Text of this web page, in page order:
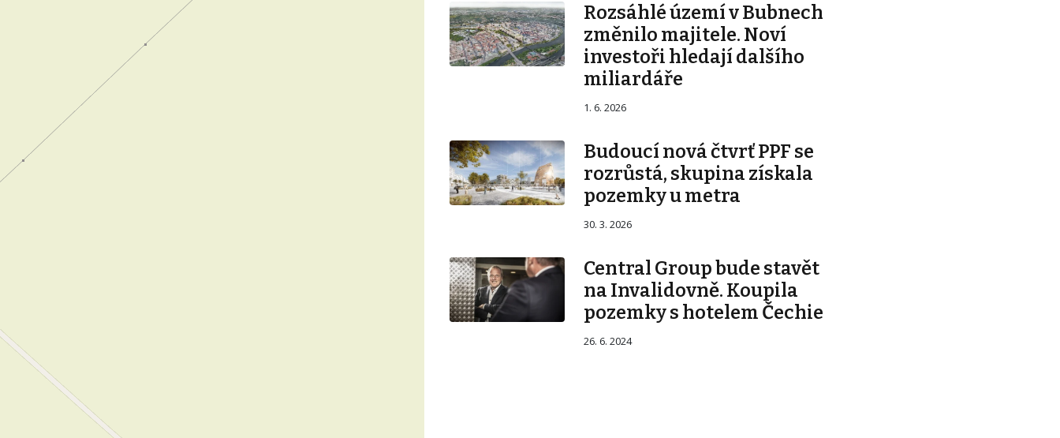
Rozsáhlé území v Bubnech
změnilo majitele. Noví
investoři hledají dalšího
miliardáře
1. 6. 2026
Budoucí nová čtvrť PPF se
rozrůstá, skupina získala
pozemky u metra
30. 3. 2026
Central Group bude stavět
na Invalidovně. Koupila
pozemky s hotelem Čechie
26. 6. 2024